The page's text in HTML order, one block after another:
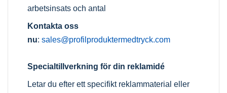
arbetsinsats och antal
Kontakta oss
nu:sales@profilproduktermedtryck.com
Specialtillverkning för din reklamidé
Letar du efter ett specifikt reklammaterial eller